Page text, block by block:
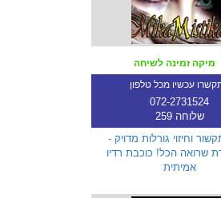
מיקה זמינה לשיחה
עכשיו מכל טלפון
072-2731524
שלוחה 259
וחיזוי גורלות מדויק -
שרואה הכל! כוכבת רדיו
אמיתית